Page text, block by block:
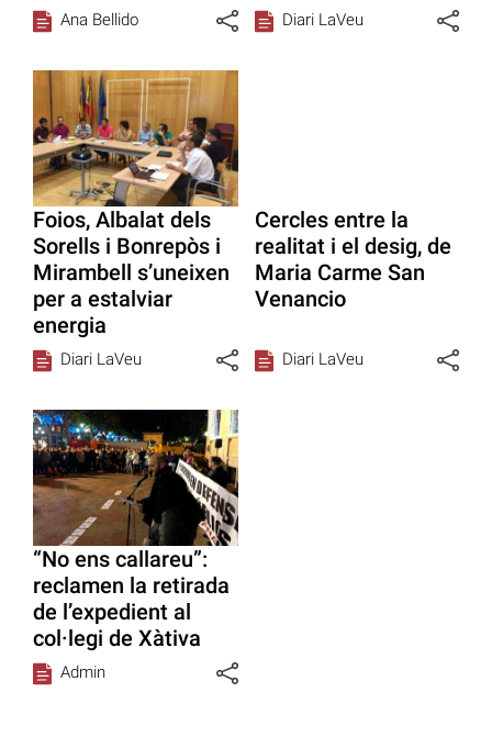
Ana Bellido Diari LaVeu
Foios, Albalat dels
Sorells i Bonrepòs i
Mirambell s’uneixen
per a estalviar
energia
Diari LaVeu
Cercles entre la
realitat i el desig, de
Maria Carme San
Venancio
Diari LaVeu
“No ens callareu”:
reclamen la retirada
de l’expedient al
col·legi de Xàtiva
Admin